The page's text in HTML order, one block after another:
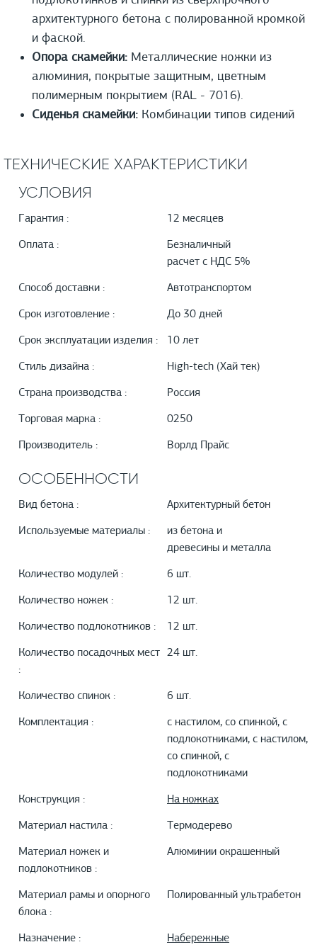
архитектурного бетона с полированной кромкой
и фаской.
Опора скамейки: Металлические ножки из
алюминия, покрытые защитным, цветным
полимерным покрытием (RAL - 7016).
Сиденья скамейки: Комбинации типов сидений
ТЕХНИЧЕСКИЕ ХАРАКТЕРИСТИКИ
УСЛОВИЯ
Гарантия : 12 месяцев
Оплата :
Безналичный
расчет с НДС 5%
Способ доставки : Автотранспортом
Срок изготовление : До 30 дней
Срок эксплуатации изделия : 10 лет
Стиль дизайна : High-tech (Хай тек)
Страна производства : Россия
Торговая марка : 0250
Производитель : Ворлд Прайс
ОСОБЕННОСТИ
Вид бетона : Архитектурный бетон
Используемые материалы :
из бетона и
древесины и металла
Количество модулей : 6 шт.
Количество ножек : 12 шт.
Количество подлокотников : 12 шт.
Количество посадочных мест
:
24 шт.
Количество спинок : 6 шт.
Комплектация :
с настилом, со спинкой, с
подлокотниками, с настилом,
со спинкой, с
подлокотниками
Конструкция : На ножках
Материал настила : Термодерево
Материал ножек и
подлокотников :
Алюминии окрашенный
Материал рамы и опорного
блока :
Полированный ультрабетон
Назначение : Набережные